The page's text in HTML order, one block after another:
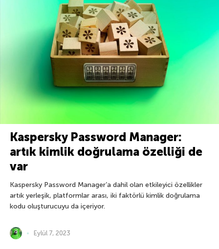
Kaspersky Password Manager:
artık kimlik doğrulama özelliği de
var
Kaspersky Password Manager’a dahil olan etkileyici özellikler
artık yerleşik, platformlar arası, iki faktörlü kimlik doğrulama
kodu oluşturucuyu da içeriyor.
Eylül 7, 2023